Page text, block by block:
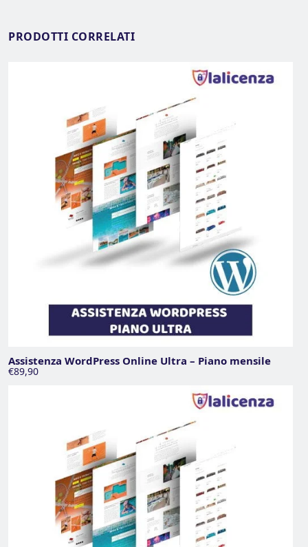
PRODOTTI CORRELATI
Assistenza WordPress Online Ultra – Piano mensile
€89,90